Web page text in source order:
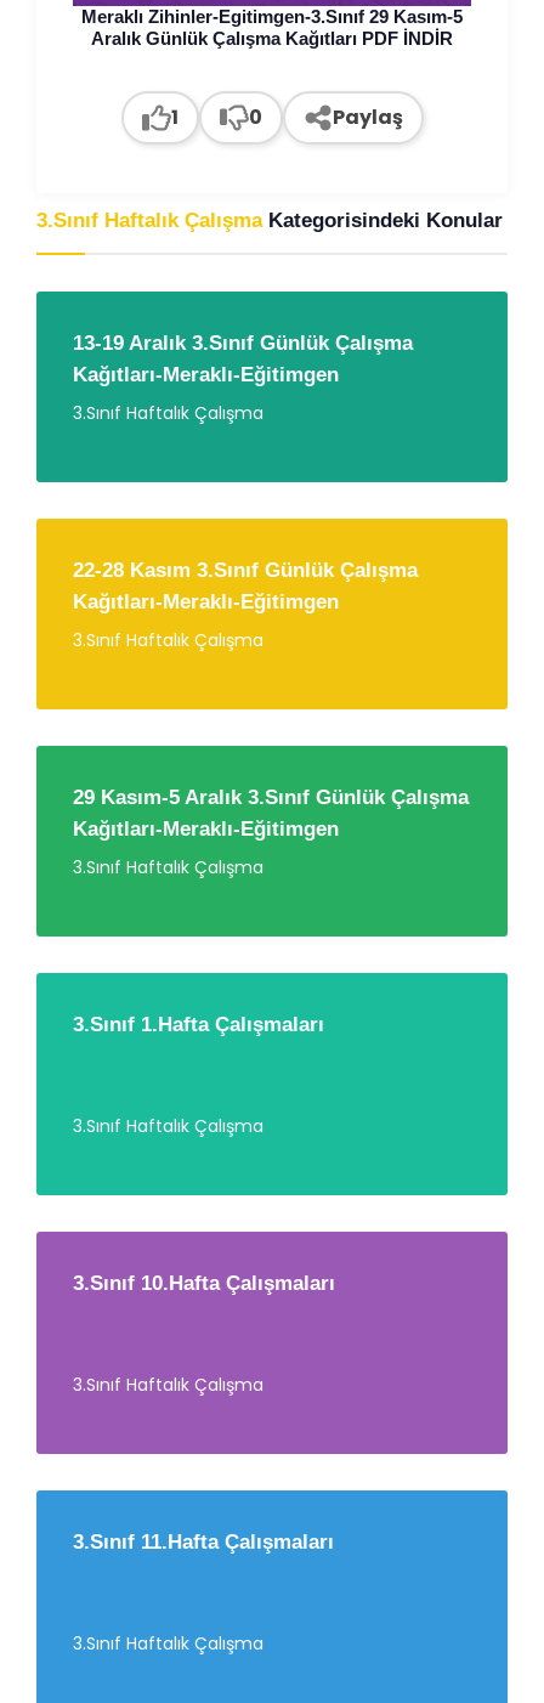
Meraklı Zihinler-Egitimgen-3.Sınıf 29 Kasım-5
Aralık Günlük Çalışma Kağıtları PDF İNDİR
1 0 Paylaş
3.Sınıf Haftalık ÇalışmaKategorisindeki Konular
13-19 Aralık 3.Sınıf Günlük Çalışma
Kağıtları-Meraklı-Eğitimgen
3.Sınıf Haftalık Çalışma
22-28 Kasım 3.Sınıf Günlük Çalışma
Kağıtları-Meraklı-Eğitimgen
3.Sınıf Haftalık Çalışma
29 Kasım-5 Aralık 3.Sınıf Günlük Çalışma
Kağıtları-Meraklı-Eğitimgen
3.Sınıf Haftalık Çalışma
3.Sınıf 1.Hafta Çalışmaları
3.Sınıf Haftalık Çalışma
3.Sınıf 10.Hafta Çalışmaları
3.Sınıf Haftalık Çalışma
3.Sınıf 11.Hafta Çalışmaları
3.Sınıf Haftalık Çalışma